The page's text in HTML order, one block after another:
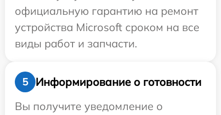
официальную гарантию на ремонт
устройства Microsoft сроком на все
виды работ и запчасти.
5
Информирование о готовности
Вы получите уведомление о